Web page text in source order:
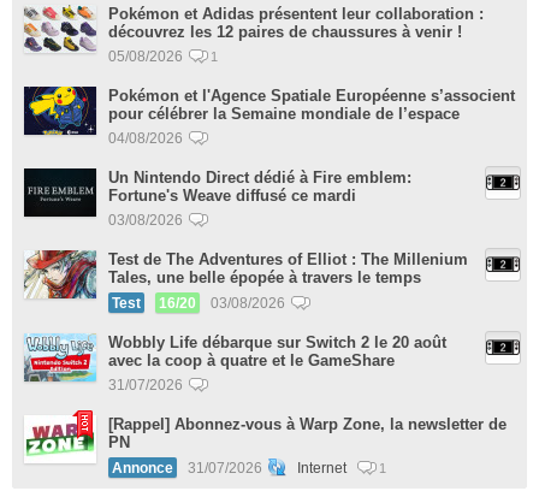
Pokémon et Adidas présentent leur collaboration :
découvrez les 12 paires de chaussures à venir !
05/08/2026 1
Pokémon et l'Agence Spatiale Européenne s’associent
pour célébrer la Semaine mondiale de l’espace
04/08/2026
Un Nintendo Direct dédié à Fire emblem:
Fortune's Weave diffusé ce mardi
03/08/2026
Test de The Adventures of Elliot : The Millenium
Tales, une belle épopée à travers le temps
Test 16/20 03/08/2026
Wobbly Life débarque sur Switch 2 le 20 août
avec la coop à quatre et le GameShare
31/07/2026
[Rappel] Abonnez-vous à Warp Zone, la newsletter de
PN
Annonce 31/07/2026 Internet 1